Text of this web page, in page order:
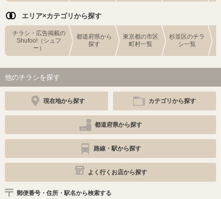
エリア×カテゴリから探す
チラシ・広告掲載の
Shufoo!（シュフ
ー）
都道府県から
探す
東京都の市区
町村一覧
杉並区のチラ
シ一覧
他のチラシを探す
現在地から探す カテゴリから探す
都道府県から探す
路線・駅から探す
よく行くお店から探す
郵便番号・住所・駅名から検索する